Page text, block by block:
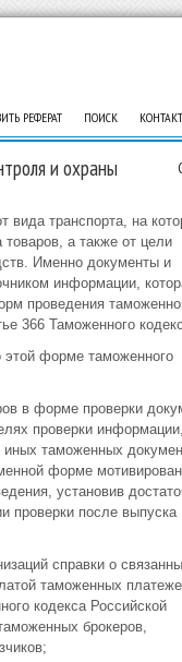
РЕФЕРАТ ПОИСК
и охраны
вида транспорта, на
а также от цели
Именно документы и
информации,
проведения
366 Таможенного
этой форме таможенного
в форме проверки
проверки
таможенных
форме
установив
проверки после выпуска
справки о
таможенных
кодекса Российской
брокеров,